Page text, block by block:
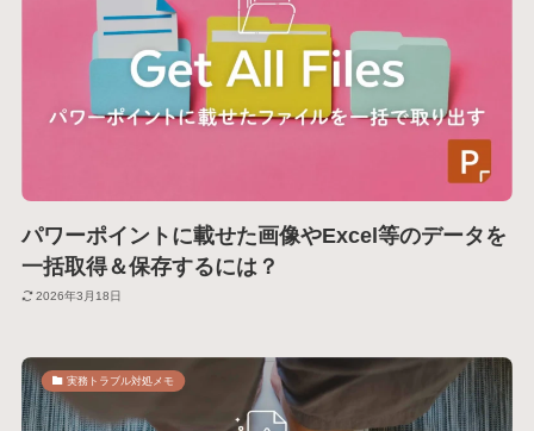
パワーポイントに載せた画像やExcel等のデータを
一括取得＆保存するには？
2026年3月18日
実務トラブル対処メモ